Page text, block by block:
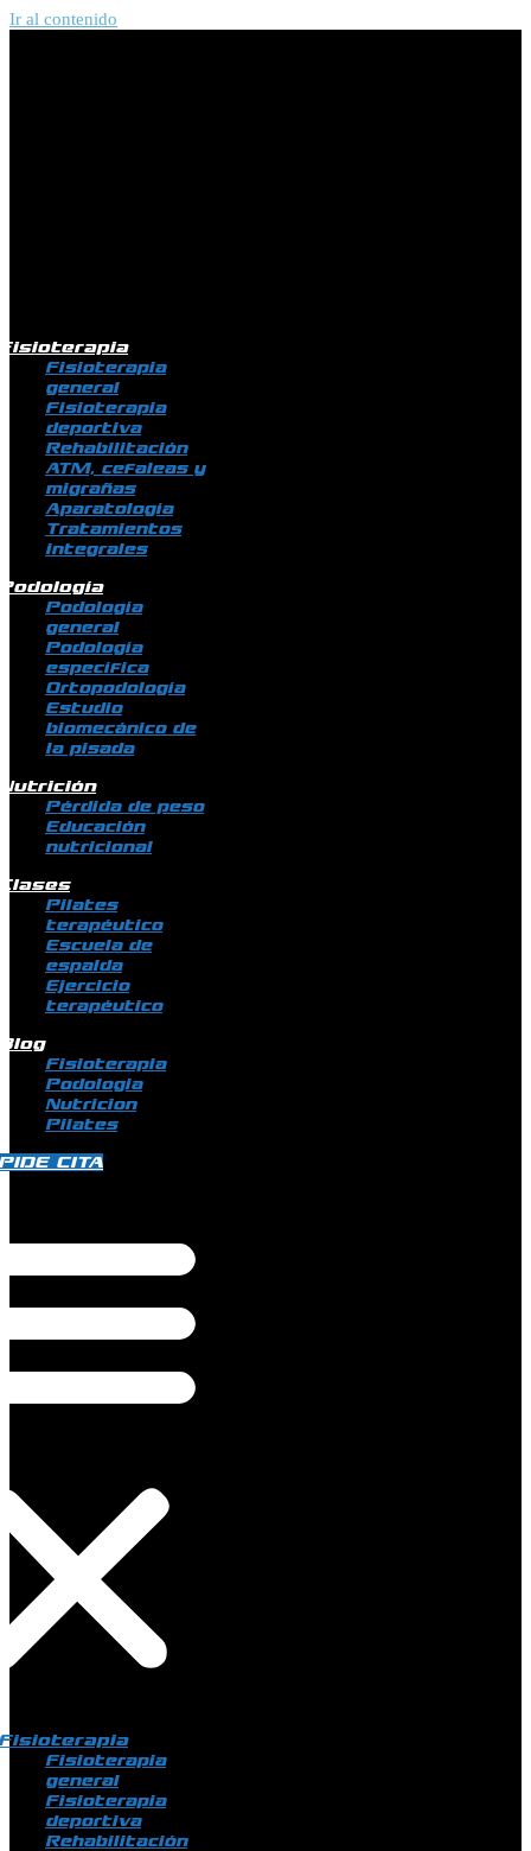
Ir al contenido
Fisioterapia
general
Fisioterapia
deportiva
Rehabilitación
ATM, cefaleas y
migrañas
Aparatología
Tratamientos
integrales
Podología
general
Podología
específica
Ortopodología
Estudio
biomecánico de
la pisada
Pérdida de peso
Educación
nutricional
Pilates
terapéutico
Escuela de
espalda
Ejercicio
terapéutico
Fisioterapia
Podologia
Nutricion
Pilates
CITA
Fisioterapia
general
Fisioterapia
deportiva
Rehabilitación